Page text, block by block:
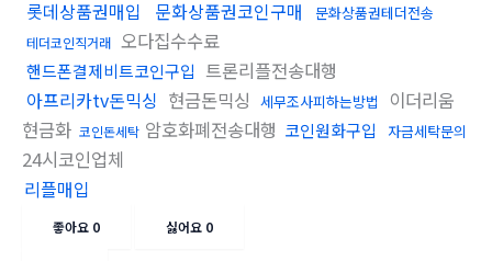
롯데상품권매입 문화상품권코인구매 문화상품권테더전송
테더코인직거래 오다집수수료
핸드폰결제비트코인구입 트론리플전송대행
아프리카tv돈믹싱 현금돈믹싱 세무조사피하는방법
이더리움
현금화 코인돈세탁 암호화폐전송대행 코인원화구입 자금세탁문의
24시코인업체
리플매입
좋아요 0 싫어요 0